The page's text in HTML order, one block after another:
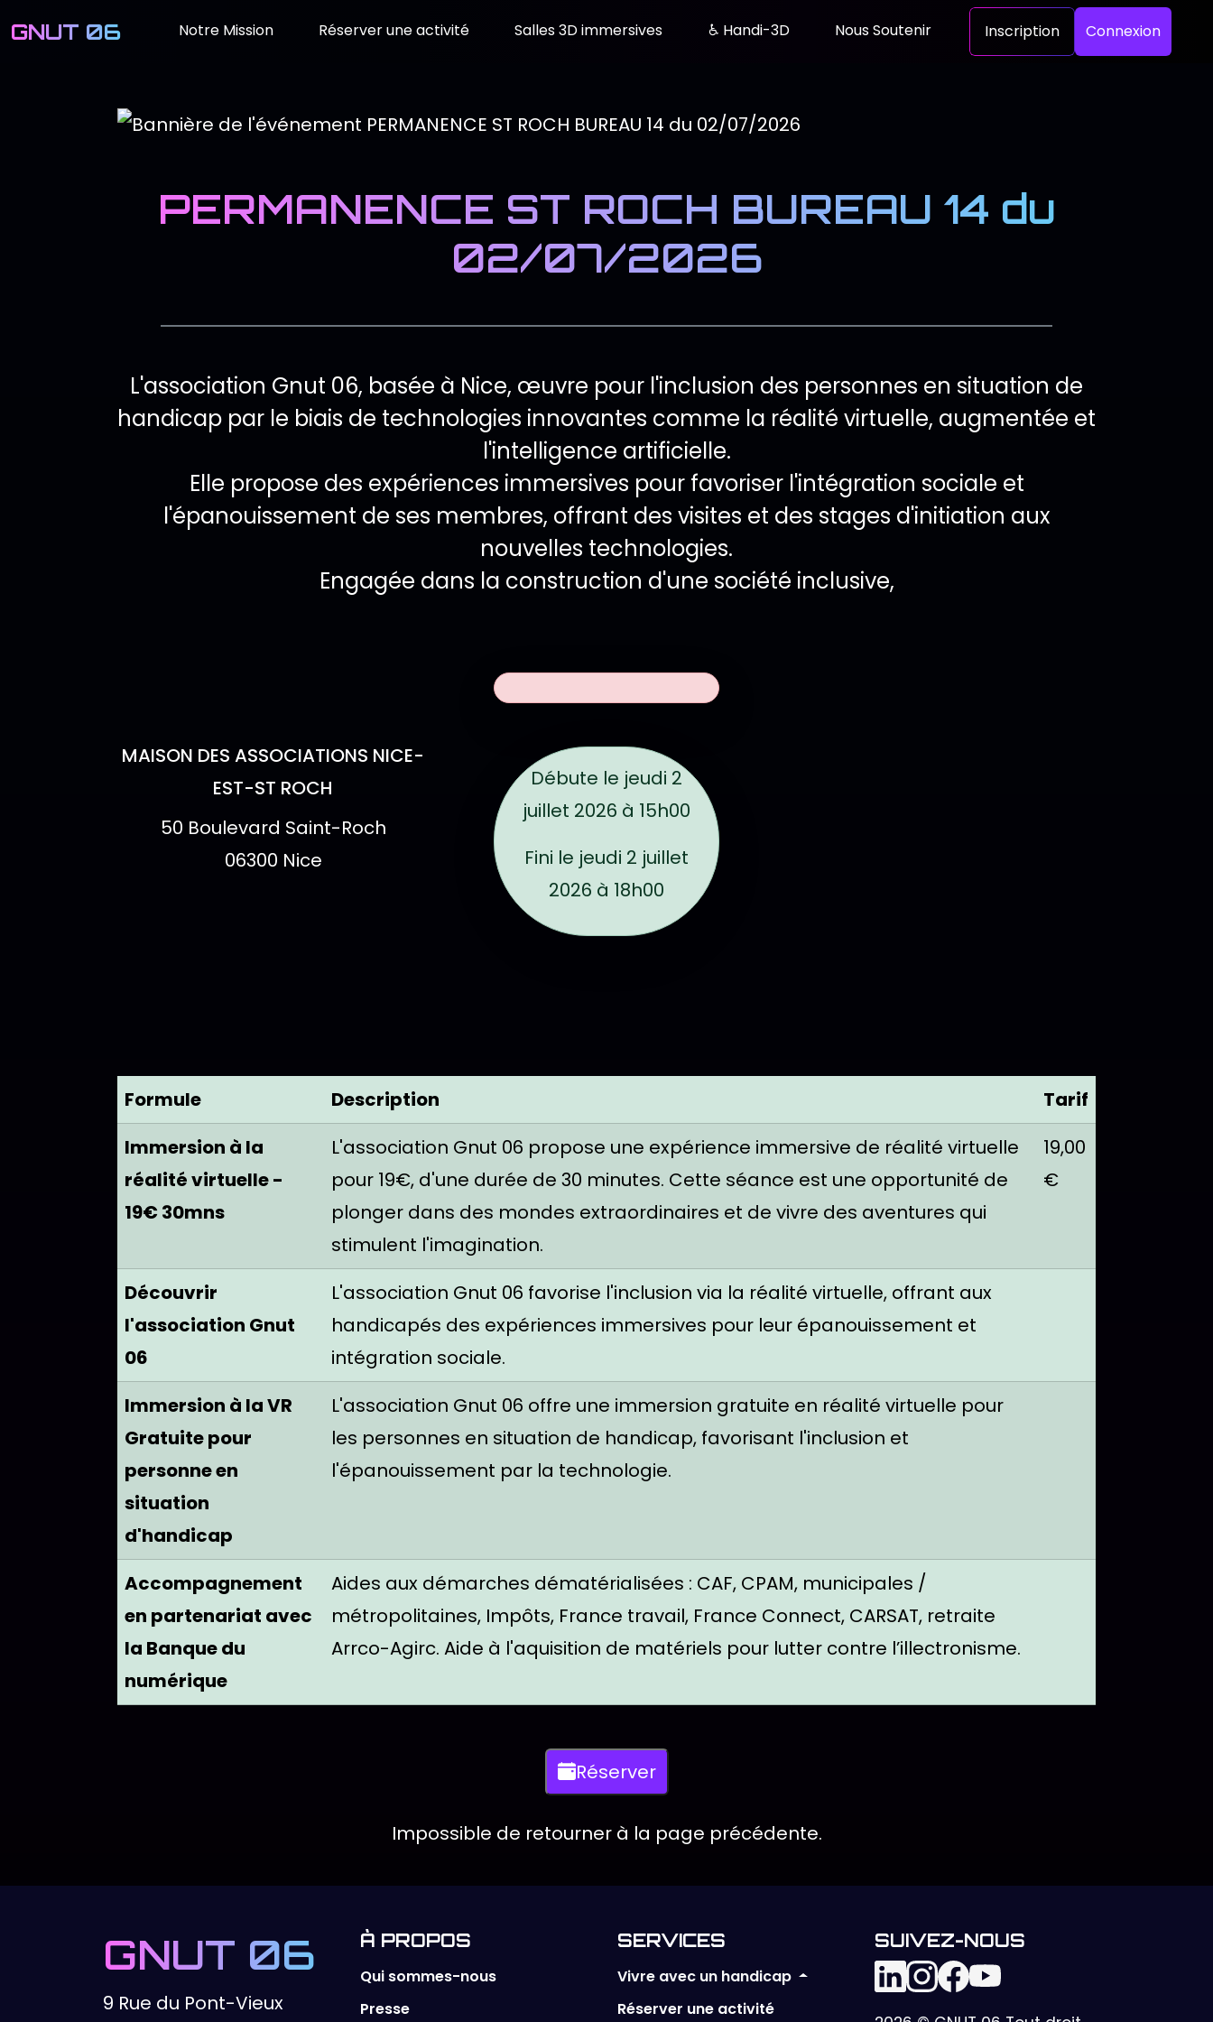
GNUT 06 Notre Mission Réserver une activité Salles 3D immersives ♿ Handi-3D Nous Soutenir Inscription Connexion
PERMANENCE ST ROCH BUREAU 14 du
02/07/2026
Description de l'événement
L'association Gnut 06, basée à Nice, œuvre pour l'inclusion des personnes en situation de
handicap par le biais de technologies innovantes comme la réalité virtuelle, augmentée et
l'intelligence artificielle.
Elle propose des expériences immersives pour favoriser l'intégration sociale et
l'épanouissement de ses membres, offrant des visites et des stages d'initiation aux
nouvelles technologies.
Engagée dans la construction d'une société inclusive,
Lieu de l'événement
MAISON DES ASSOCIATIONS NICE-
EST-ST ROCH
Adresse :
50 Boulevard Saint-Roch
06300 Nice
Dates de l'événement
Débute le jeudi 2
juillet 2026 à 15h00
Fini le jeudi 2 juillet
2026 à 18h00
TABLEAU DES TARIFS
Formule Description
Tarif
Immersion à la
réalité virtuelle -
19€ 30mns
L'association Gnut 06 propose une expérience immersive de réalité virtuelle
pour 19€, d'une durée de 30 minutes. Cette séance est une opportunité de
plonger dans des mondes extraordinaires et de vivre des aventures qui
stimulent l'imagination.
19,00
€
Découvrir
l'association Gnut
06
L'association Gnut 06 favorise l'inclusion via la réalité virtuelle, offrant aux
handicapés des expériences immersives pour leur épanouissement et
intégration sociale.
Immersion à la VR
Gratuite pour
personne en
situation
d'handicap
L'association Gnut 06 offre une immersion gratuite en réalité virtuelle pour
les personnes en situation de handicap, favorisant l'inclusion et
l'épanouissement par la technologie.
Accompagnement
en partenariat avec
la Banque du
numérique
Aides aux démarches dématérialisées : CAF, CPAM, municipales /
métropolitaines, Impôts, France travail, France Connect, CARSAT, retraite
Arrco-Agirc. Aide à l'aquisition de matériels pour lutter contre l’illectronisme.
Actions disponibles
Réserver
Impossible de retourner à la page précédente.
GNUT 06
9 Rue du Pont-Vieux
À PROPOS
Qui sommes-nous
Presse
SERVICES
Vivre avec un handicap
Réserver une activité
SUIVEZ-NOUS